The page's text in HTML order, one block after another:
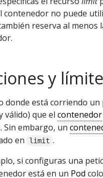
contenedor no puede
reserva al menos
y
donde está corriendo
válido) que el contenedor
. Sin embargo, un
en
limit .
si configuras una
está en un Pod